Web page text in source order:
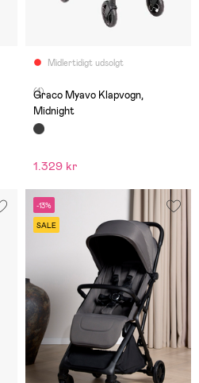
Midlertidigt udsolgt
(1)
Graco Myavo Klapvogn,
Midnight
1.329 kr
-13%
SALE